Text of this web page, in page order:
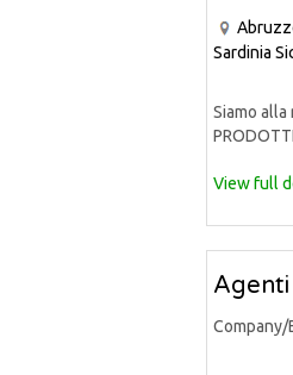
Sardinia
Siamo
View full
Company/